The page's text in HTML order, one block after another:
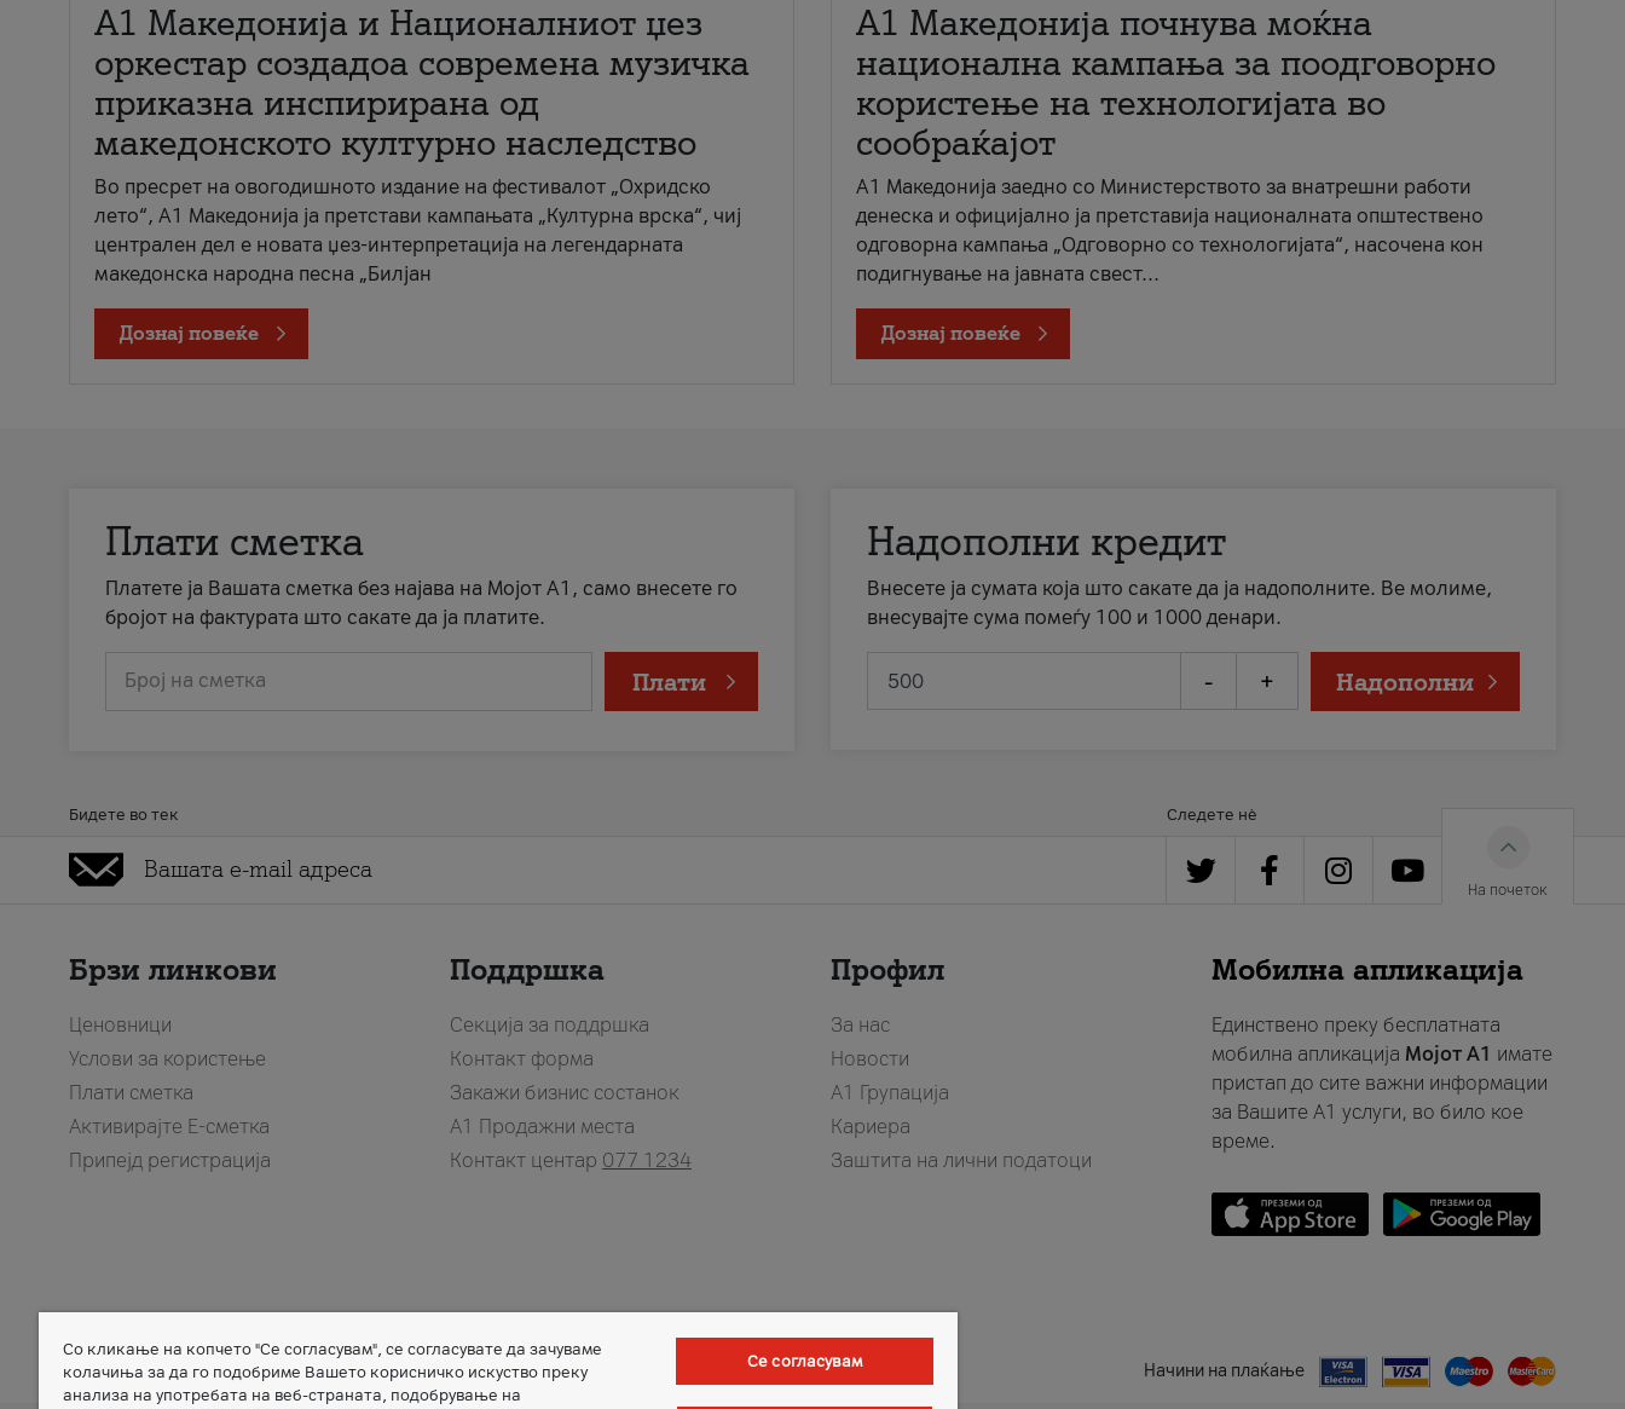
А1 Македонија и Националниот џез
оркестар создадоа современа музичка
приказна инспирирана од
македонското културно наследство
Во пресрет на овогодишното издание на фестивалот „Охридско
лето“, А1 Македонија ја претстави кампањата „Културна врска“, чиј
централен дел е новата џез-интерпретација на легендарната
македонска народна песна „Билјан
Дознај повеќе
A1 Македонија почнува моќна
национална кампања за поодговорно
користење на технологијата во
сообраќајот
A1 Македонија заедно со Министерството за внатрешни работи
денеска и официјално ја претставија националната општествено
одговорна кампања „Одговорно со технологијата“, насочена кон
подигнување на јавната свест...
Дознај повеќе
Плати сметка
Платете ја Вашата сметка без најава на Мојот А1, само внесете го
бројот на фактурата што сакате да ја платите.
Број на сметка Плати
Надополни кредит
Внесете ја сумата која што сакате да ја надополните. Ве молиме,
внесувајте сума помеѓу 100 и 1000 денари.
- + Надополни
Бидете во тек Следете нè
На почеток
Брзи линкови
Ценовници
Услови за користење
Плати сметка
Активирајте Е-сметка
Припејд регистрација
Поддршка
Секција за поддршка
Контакт форма
Закажи бизнис состанок
A1 Продажни места
Контакт центар 077 1234
Профил
За нас
Новости
А1 Групација
Кариера
Заштита на лични податоци
Мобилна апликација
Единствено преку бесплатната
мобилна апликација Мојот A1 имате
пристап до сите важни информации
за Вашите A1 услуги, во било кое
време.
Member of Начини на плаќање
Со кликање на копчето "Се согласувам", се согласувате да зачуваме
колачиња за да го подобриме Вашето корисничко искуство преку
анализа на употребата на веб-страната, подобрување на
Се согласувам